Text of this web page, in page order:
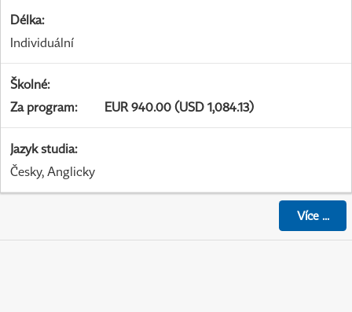
Délka:
Individuální
Školné:
Za program: EUR 940.00 (USD 1,084.13)
Jazyk studia:
Česky, Anglicky
Více...